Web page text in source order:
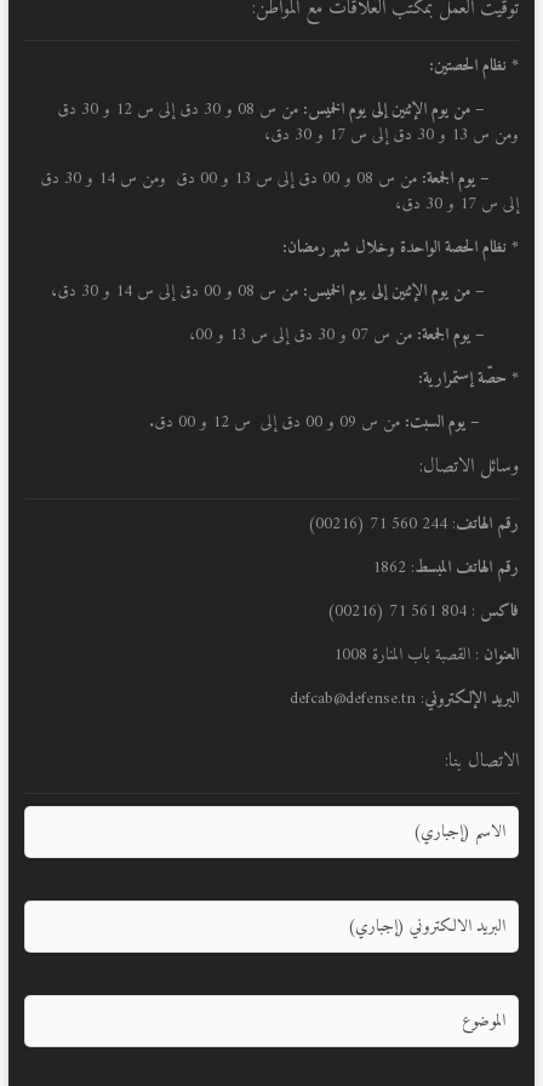
توقيت العمل بمكتب العلاقات مع المواطن:
* نظام الحصتين:
– من يوم الإثنين إلى يوم الخميس:
من س 08 و 30 دق إلى س 12 و 30 دق
ومن س 13 و 30 دق إلى س 17 و 30 دق،
– يوم الجمعة:
من س 08 و 00 دق إلى س 13 و 00 دق ومن س 14 و 30 دق
إلى س 17 و 30 دق،
* نظام الحصة الواحدة وخلال شهر رمضان:
– من يوم الإثنين إلى يوم الخميس: من س 08 و 00 دق إلى س 14 و 30 دق،
– يوم الجمعة: من س 07 و 30 دق إلى س 13 و 00،
* حصّة إستمرارية:
– يوم السبت: من س 09 و 00 دق إلى س 12 و 00 دق.
وسائل الاتصال:
رقم الهاتف: 244 560 71 (00216)
رقم الهاتف المبسط: 1862
فاكس : 804 561 71 (00216)
العنوان : القصبة باب المنارة 1008
البريد الإلكتروني: defcab@defense.tn
الاتصال بنا: